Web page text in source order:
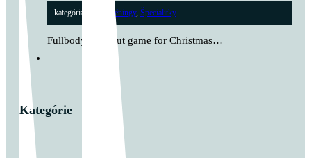
kategória: Cross tréningy, Špecialitky ...
Fullbody workout game for Christmas…
Kategórie